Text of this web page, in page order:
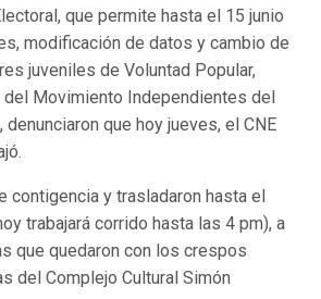
que permite hasta el 15 junio
modificación de datos y cambio de
juveniles de Voluntad Popular,
del Movimiento Independientes del
denunciaron que hoy jueves, el CNE
contigencia y trasladaron hasta el
trabajará corrido hasta las 4 pm), a
que quedaron con los crespos
del Complejo Cultural Simón